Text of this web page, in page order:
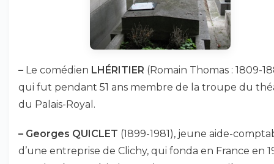
– Le comédien LHÉRITIER (Romain Thomas : 1809-
qui fut pendant 51 ans membre de la troupe du
du Palais-Royal.
– Georges QUICLET (1899-1981), jeune aide-
d’une entreprise de Clichy, qui fonda en France en